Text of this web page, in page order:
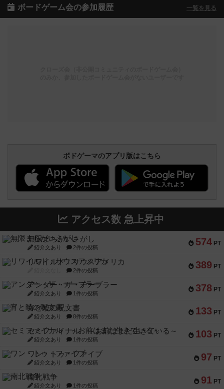
ボードゲーム会の参加履歴 一覧を見る
ボドゲーマのアプリ版はこちら
アクセス数 急上昇中
574 PT
無限まちがいさがし
紹介文あり 2件の投稿
389 PT
リワイルド：サウスアメリカ
2件の投稿
378 PT
アンダー・ザ・テーブラー
紹介文あり 1件の投稿
133 PT
宵と暁の呪文書
紹介文あり 8件の投稿
103 PT
セミファイナル ～お前はまだ生きている～
紹介文あり 1件の投稿
97 PT
ワン・トゥ・ファイブ
紹介文あり 1件の投稿
91 PT
南北戦争
紹介文あり 1件の投稿